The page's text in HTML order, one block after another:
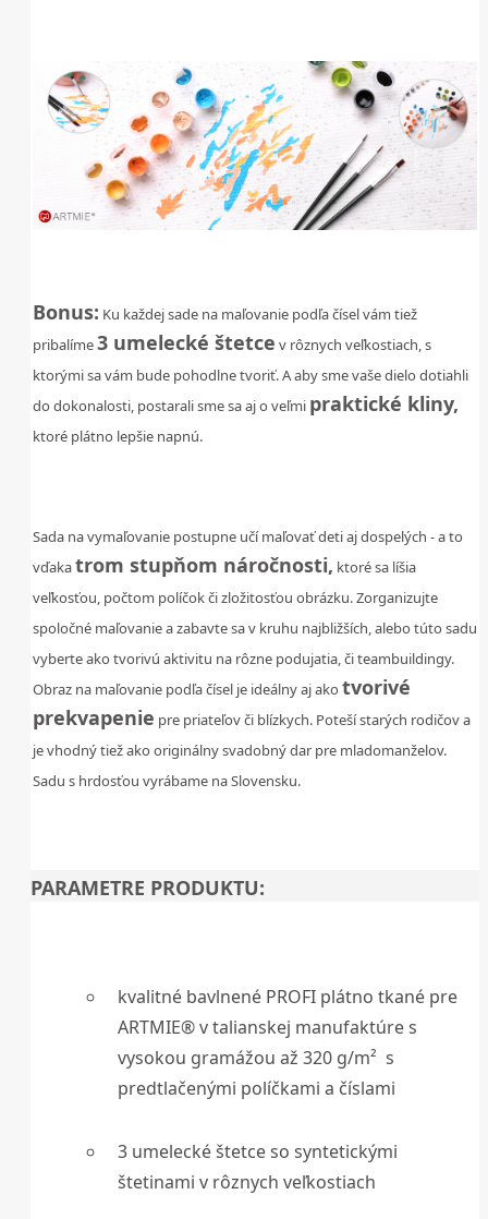
Bonus: Ku každej sade na maľovanie podľa čísel vám tiež
pribalíme3 umelecké štetce v rôznych veľkostiach, s
ktorými sa vám bude pohodlne tvoriť. A aby sme vaše dielo dotiahli
do dokonalosti, postarali sme sa aj o veľmi praktické kliny,
ktoré plátno lepšie napnú.
Sada na vymaľovanie postupne učí maľovať deti aj dospelých - a to
vďakatrom stupňom náročnosti, ktoré sa líšia
veľkosťou, počtom políčok či zložitosťou obrázku. Zorganizujte
spoločné maľovanie a zabavte sa v kruhu najbližších, alebo túto sadu
vyberte ako tvorivú aktivitu na rôzne podujatia, či teambuildingy.
Obraz na maľovanie podľa čísel je ideálny aj ako tvorivé
prekvapenie pre priateľov či blízkych. Poteší starých rodičov a
je vhodný tiež ako originálny svadobný dar pre mladomanželov.
Sadu s hrdosťou vyrábame na Slovensku.
PARAMETRE PRODUKTU:
kvalitné bavlnené PROFI plátno tkané pre
ARTMIE® v talianskej manufaktúre s
vysokou gramážou až 320 g/m² s
predtlačenými políčkami a číslami
3 umelecké štetce so syntetickými
štetinami v rôznych veľkostiach